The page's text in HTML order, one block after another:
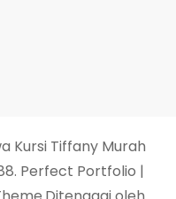
Kursi Tiffany Murah
. Perfect Portfolio |